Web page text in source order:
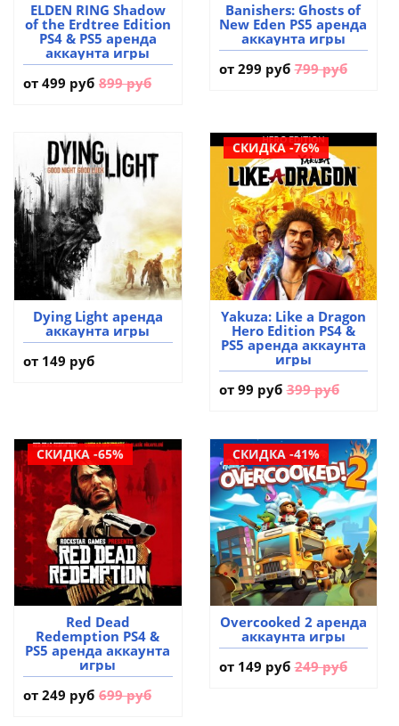
ELDEN RING Shadow
of the Erdtree Edition
PS4 & PS5 аренда
аккаунта игры
от 499 руб 899 руб
Banishers: Ghosts of
New Eden PS5 аренда
аккаунта игры
от 299 руб 799 руб
Dying Light аренда
аккаунта игры
от 149 руб
СКИДКА -76%
Yakuza: Like a Dragon
Hero Edition PS4 &
PS5 аренда аккаунта
игры
от 99 руб 399 руб
СКИДКА -65%
Red Dead
Redemption PS4 &
PS5 аренда аккаунта
игры
от 249 руб 699 руб
СКИДКА -41%
Overcooked 2 аренда
аккаунта игры
от 149 руб 249 руб